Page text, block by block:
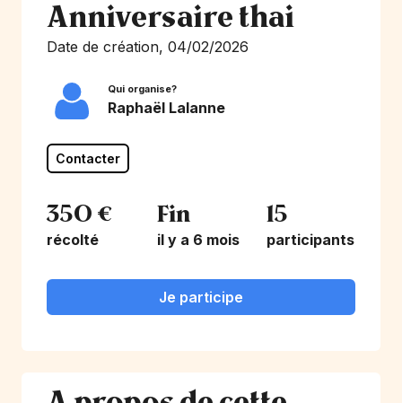
Anniversaire thai
Date de création, 04/02/2026
Qui organise?
Raphaël Lalanne
Contacter
350 €
récolté
Fin
il y a 6 mois
15
participants
Je participe